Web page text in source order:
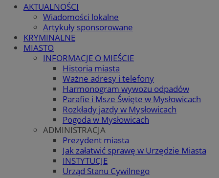
AKTUALNOŚCI
Wiadomości lokalne
Artykuły sponsorowane
KRYMINALNE
MIASTO
INFORMACJE O MIEŚCIE
Historia miasta
Ważne adresy i telefony
Harmonogram wywozu odpadów
Parafie i Msze Święte w Mysłowicach
Rozkłady jazdy w Mysłowicach
Pogoda w Mysłowicach
ADMINISTRACJA
Prezydent miasta
Jak załatwić sprawę w Urzędzie Miasta
INSTYTUCJE
Urząd Stanu Cywilnego